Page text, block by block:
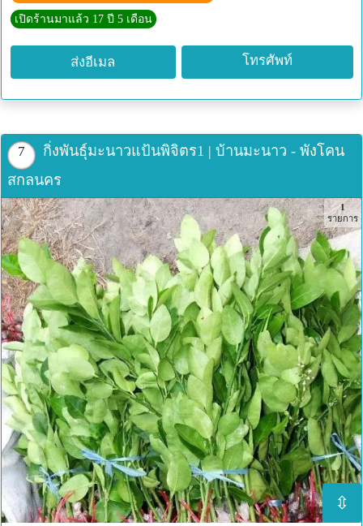
ผลผลิตส่งตลาดทั้งในประเทศ และต่างประเทศ
หากสนใจกิ่งพันธุ์กรุณาติดต่อ
081 9159729
เปิดร้านมาแล้ว 17 ปี 5 เดือน
ส่งอีเมล โทรศัพท์
7
กิ่งพันธุ์มะนาวแป้นพิจิตร1 | บ้านมะนาว - พังโคน
สกลนคร
⇳
1
รายการ